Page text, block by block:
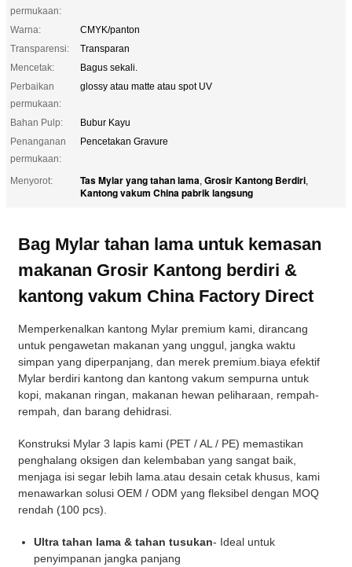
permukaan:
Warna:
CMYK/panton
Transparensi:
Transparan
Mencetak:
Bagus sekali.
Perbaikan
permukaan:
glossy atau matte atau spot UV
Bahan Pulp:
Bubur Kayu
Penanganan
permukaan:
Pencetakan Gravure
Menyorot: Tas Mylar yang tahan lama, Grosir Kantong Berdiri,
Kantong vakum China pabrik langsung
Bag Mylar tahan lama untuk kemasan
makanan Grosir Kantong berdiri &
kantong vakum China Factory Direct
Memperkenalkan kantong Mylar premium kami, dirancang
untuk pengawetan makanan yang unggul, jangka waktu
simpan yang diperpanjang, dan merek premium.biaya efektif
Mylar berdiri kantong dan kantong vakum sempurna untuk
kopi, makanan ringan, makanan hewan peliharaan, rempah-
rempah, dan barang dehidrasi.
Konstruksi Mylar 3 lapis kami (PET / AL / PE) memastikan
penghalang oksigen dan kelembaban yang sangat baik,
menjaga isi segar lebih lama.atau desain cetak khusus, kami
menawarkan solusi OEM / ODM yang fleksibel dengan MOQ
rendah (100 pcs).
Ultra tahan lama & tahan tusukan- Ideal untuk
penyimpanan jangka panjang